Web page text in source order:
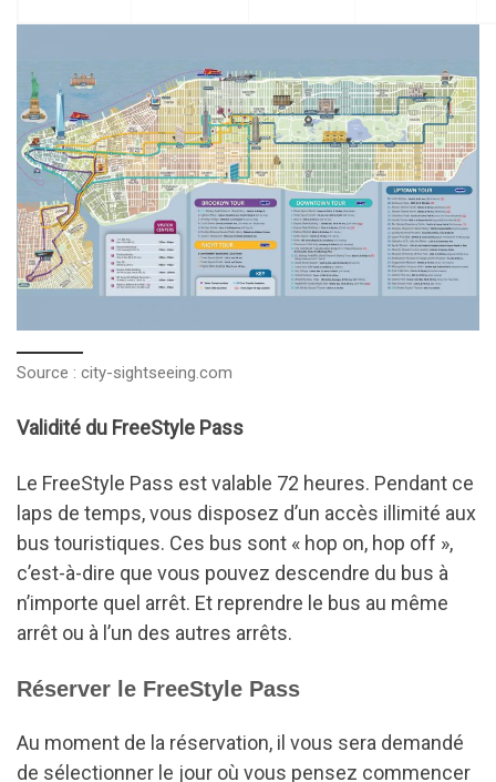
Source : city-sightseeing.com
Validité du FreeStyle Pass
Le FreeStyle Pass est valable 72 heures. Pendant ce
laps de temps, vous disposez d’un accès illimité aux
bus touristiques. Ces bus sont « hop on, hop off »,
c’est-à-dire que vous pouvez descendre du bus à
n’importe quel arrêt. Et reprendre le bus au même
arrêt ou à l’un des autres arrêts.
Réserver le FreeStyle Pass
Au moment de la réservation, il vous sera demandé
de sélectionner le jour où vous pensez commencer